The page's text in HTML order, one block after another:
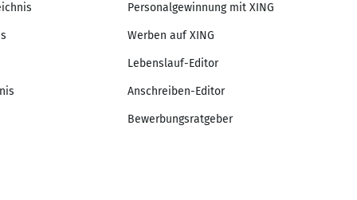
Personalgewinnung mit XING
Werben auf XING
Lebenslauf-Editor
Anschreiben-Editor
Bewerbungsratgeber